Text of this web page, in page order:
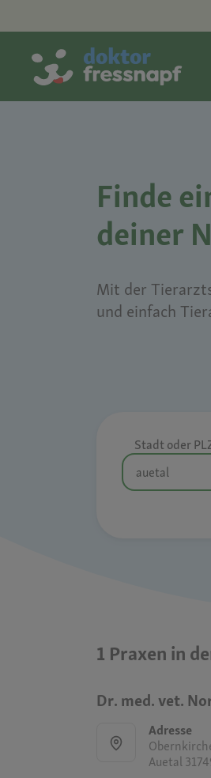
Finde
deiner
Mit der
und einfach
Stadt oder
1 Praxen in
Dr. med. vet.
Adresse
Auetal